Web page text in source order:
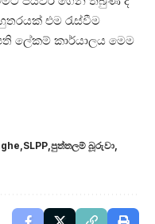
එම රැස්වීම
ලේකම් කාර්යාලය මෙම
SLPP පුත්තලම් බූරුවා